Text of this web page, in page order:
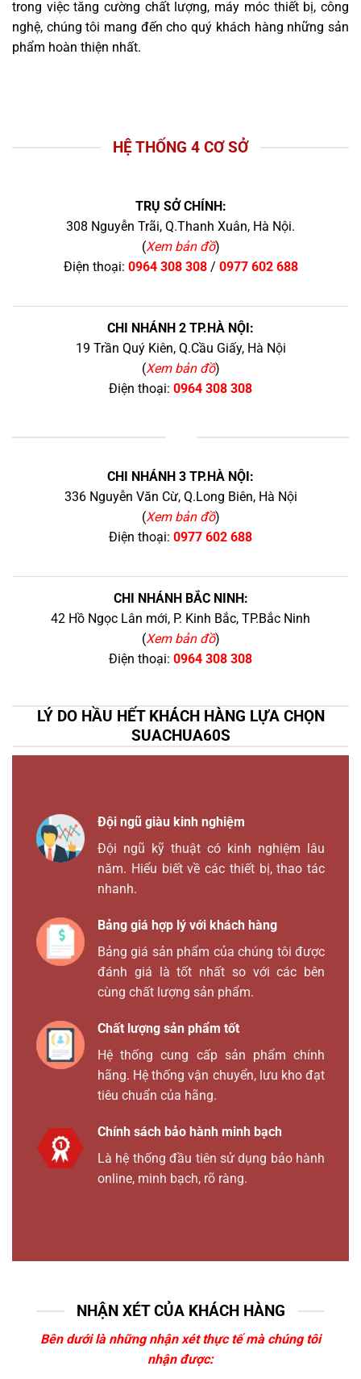
trong việc tăng cường chất lượng, máy móc thiết bị, công
nghệ, chúng tôi mang đến cho quý khách hàng những sản
phẩm hoàn thiện nhất.
HỆ THỐNG 4 CƠ SỞ
TRỤ SỞ CHÍNH:
308 Nguyễn Trãi, Q.Thanh Xuân, Hà Nội.
(Xem bản đồ)
Điện thoại: 0964 308 308/ 0977 602 688
CHI NHÁNH 2 TP.HÀ NỘI:
19 Trần Quý Kiên, Q.Cầu Giấy, Hà Nội
(Xem bản đồ)
Điện thoại: 0964 308 308
CHI NHÁNH 3 TP.HÀ NỘI:
336 Nguyễn Văn Cừ, Q.Long Biên, Hà Nội
(Xem bản đồ)
Điện thoại: 0977 602 688
CHI NHÁNH BẮC NINH:
42 Hồ Ngọc Lân mới, P. Kinh Bắc, TP.Bắc Ninh
(Xem bản đồ)
Điện thoại: 0964 308 308
LÝ DO HẦU HẾT KHÁCH HÀNG LỰA CHỌN
SUACHUA60S
Đội ngũ giàu kinh nghiệm
Đội ngũ kỹ thuật có kinh nghiệm lâu
năm. Hiểu biết về các thiết bị, thao tác
nhanh.
Bảng giá hợp lý với khách hàng
Bảng giá sản phẩm của chúng tôi được
đánh giá là tốt nhất so với các bên
cùng chất lượng sản phẩm.
Chất lượng sản phẩm tốt
Hệ thống cung cấp sản phẩm chính
hãng. Hệ thống vận chuyển, lưu kho đạt
tiêu chuẩn của hãng.
Chính sách bảo hành minh bạch
Là hệ thống đầu tiên sử dụng bảo hành
online, minh bạch, rõ ràng.
NHẬN XÉT CỦA KHÁCH HÀNG
Bên dưới là những nhận xét thực tế mà chúng tôi
nhận được: